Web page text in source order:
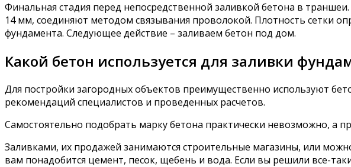
Финальная стадия перед непосредственной заливкой бетона в
14 мм, соединяют методом связывания проволокой. Плотность сетки
фундамента. Следующее действие – заливаем бетон под дом.
Какой бетон используется для заливки
Для постройки загородных объектов преимущественно используют
рекомендаций специалистов и проведенных расчетов.
Самостоятельно подобрать марку бетона практически невозможно, а
Заливками, их продажей занимаются строительные магазины, или
вам понадобится цемент, песок, щебень и вода. Если вы решили все-